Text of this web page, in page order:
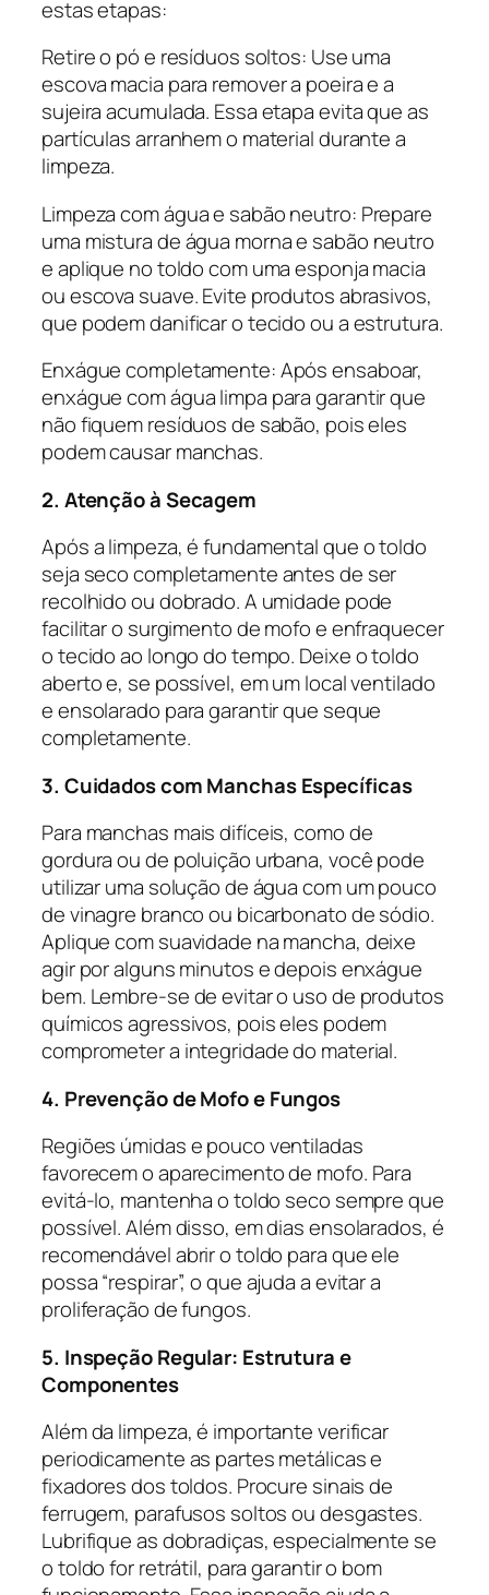
estas etapas:
Retire o pó e resíduos soltos: Use uma
escova macia para remover a poeira e a
sujeira acumulada. Essa etapa evita que as
partículas arranhem o material durante a
limpeza.
Limpeza com água e sabão neutro: Prepare
uma mistura de água morna e sabão neutro
e aplique no toldo com uma esponja macia
ou escova suave. Evite produtos abrasivos,
que podem danificar o tecido ou a estrutura.
Enxágue completamente: Após ensaboar,
enxágue com água limpa para garantir que
não fiquem resíduos de sabão, pois eles
podem causar manchas.
2. Atenção à Secagem
Após a limpeza, é fundamental que o toldo
seja seco completamente antes de ser
recolhido ou dobrado. A umidade pode
facilitar o surgimento de mofo e enfraquecer
o tecido ao longo do tempo. Deixe o toldo
aberto e, se possível, em um local ventilado
e ensolarado para garantir que seque
completamente.
3. Cuidados com Manchas Específicas
Para manchas mais difíceis, como de
gordura ou de poluição urbana, você pode
utilizar uma solução de água com um pouco
de vinagre branco ou bicarbonato de sódio.
Aplique com suavidade na mancha, deixe
agir por alguns minutos e depois enxágue
bem. Lembre-se de evitar o uso de produtos
químicos agressivos, pois eles podem
comprometer a integridade do material.
4. Prevenção de Mofo e Fungos
Regiões úmidas e pouco ventiladas
favorecem o aparecimento de mofo. Para
evitá-lo, mantenha o toldo seco sempre que
possível. Além disso, em dias ensolarados, é
recomendável abrir o toldo para que ele
possa “respirar”, o que ajuda a evitar a
proliferação de fungos.
5. Inspeção Regular: Estrutura e
Componentes
Além da limpeza, é importante verificar
periodicamente as partes metálicas e
fixadores dos toldos. Procure sinais de
ferrugem, parafusos soltos ou desgastes.
Lubrifique as dobradiças, especialmente se
o toldo for retrátil, para garantir o bom